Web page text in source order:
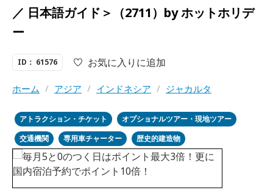
／ 日本語ガイド＞（2711）by ホットホリデ
ー
ID： 61576 お気に入りに追加
ホーム / アジア / インドネシア / ジャカルタ
アトラクション・チケット
オプショナルツアー・現地ツアー
交通機関
専用車チャーター 歴史的建造物